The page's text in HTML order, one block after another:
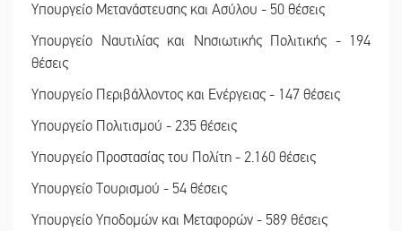
Υπουργείο Μετανάστευσης και Ασύλου - 50 θέσεις
Υπουργείο Ναυτιλίας και Νησιωτικής Πολιτικής - 194
θέσεις
Υπουργείο Περιβάλλοντος και Ενέργειας - 147 θέσεις
Υπουργείο Πολιτισμού - 235 θέσεις
Υπουργείο Προστασίας του Πολίτη - 2.160 θέσεις
Υπουργείο Τουρισμού - 54 θέσεις
Υπουργείο Υποδομών και Μεταφορών - 589 θέσεις